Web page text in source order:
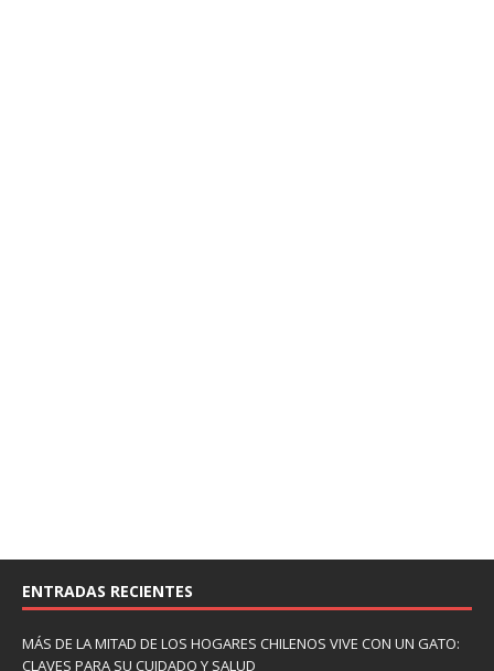
ENTRADAS RECIENTES
MÁS DE LA MITAD DE LOS HOGARES CHILENOS VIVE CON UN GATO:
CLAVES PARA SU CUIDADO Y SALUD